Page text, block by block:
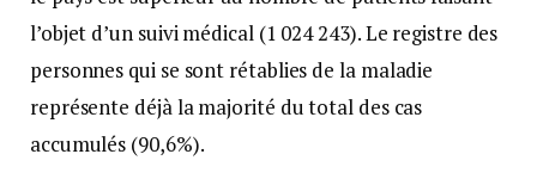
l’objet d’un suivi médical (1 024 243). Le registre des
personnes qui se sont rétablies de la maladie
représente déjà la majorité du total des cas
accumulés (90,6%).